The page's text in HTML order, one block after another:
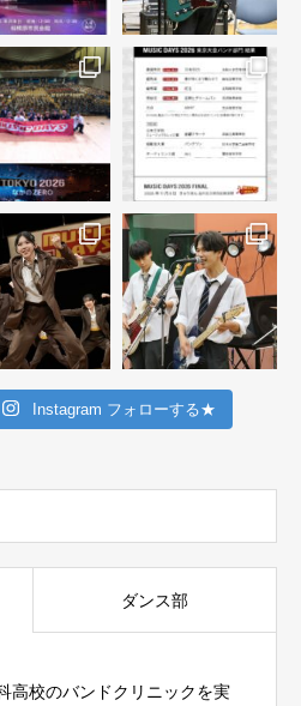
Instagram フォローする★
ダンス部
高校のバンドクリニックを実